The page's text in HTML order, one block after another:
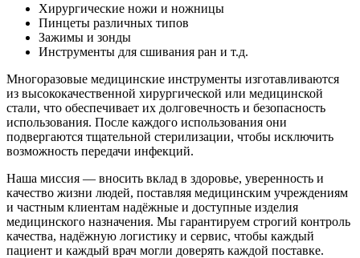
Хирургические ножи и ножницы
Пинцеты различных типов
Зажимы и зонды
Инструменты для сшивания ран и т.д.
Многоразовые медицинские инструменты изготавливаются
из высококачественной хирургической или медицинской
стали, что обеспечивает их долговечность и безопасность
использования. После каждого использования они
подвергаются тщательной стерилизации, чтобы исключить
возможность передачи инфекций.
Наша миссия — вносить вклад в здоровье, уверенность и
качество жизни людей, поставляя медицинским учреждениям
и частным клиентам надёжные и доступные изделия
медицинского назначения. Мы гарантируем строгий контроль
качества, надёжную логистику и сервис, чтобы каждый
пациент и каждый врач могли доверять каждой поставке.